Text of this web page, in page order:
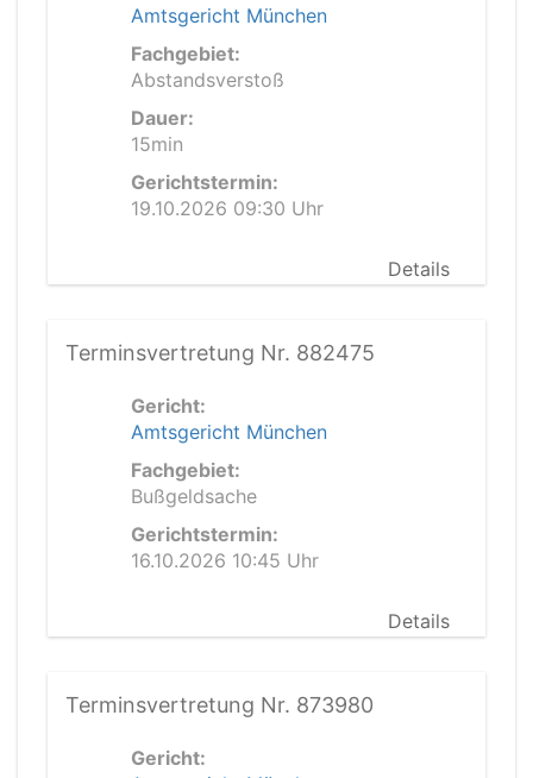
Amtsgericht München
Fachgebiet:
Abstandsverstoß
Dauer:
15min
Gerichtstermin:
19.10.2026 09:30 Uhr
Details
Terminsvertretung Nr. 882475
Gericht:
Amtsgericht München
Fachgebiet:
Bußgeldsache
Gerichtstermin:
16.10.2026 10:45 Uhr
Details
Terminsvertretung Nr. 873980
Gericht: